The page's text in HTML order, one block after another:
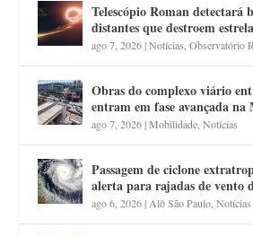
Telescópio Roman detectará
distantes que destroem
ago 7, 2026|Notícias ,Observatório
Obras do complexo viário
entram em fase avançada
ago 7, 2026|Mobilidade ,Notícias
Passagem de ciclone
alerta para rajadas de vento
ago 6, 2026| Alô São Paulo ,Notícias